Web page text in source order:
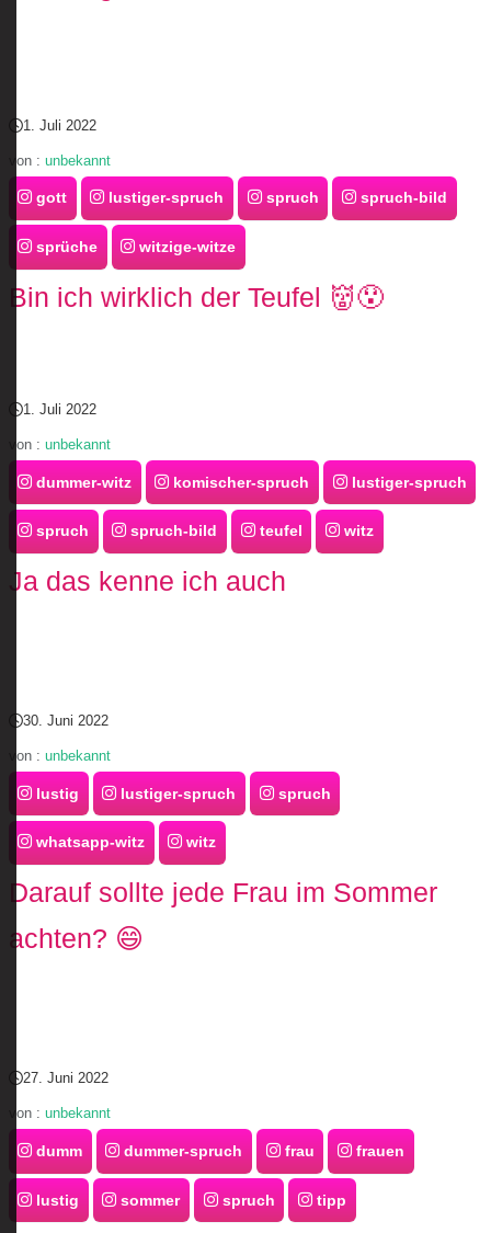
1. Juli 2022
von : unbekannt
gott lustiger-spruch spruch spruch-bild
sprüche witzige-witze
Bin ich wirklich der Teufel 👹😯
1. Juli 2022
von : unbekannt
dummer-witz komischer-spruch lustiger-spruch
spruch spruch-bild teufel witz
Ja das kenne ich auch
30. Juni 2022
von : unbekannt
lustig lustiger-spruch spruch
whatsapp-witz witz
Darauf sollte jede Frau im Sommer
achten? 😄
27. Juni 2022
von : unbekannt
dumm dummer-spruch frau frauen
lustig sommer spruch tipp